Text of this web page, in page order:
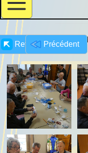
Retour Précédent